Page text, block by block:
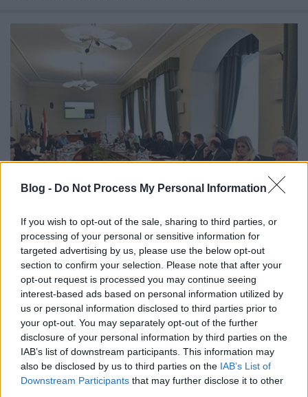
Blog - Do Not Process My Personal Information
If you wish to opt-out of the sale, sharing to third parties, or
processing of your personal or sensitive information for
targeted advertising by us, please use the below opt-out
section to confirm your selection. Please note that after your
opt-out request is processed you may continue seeing
interest-based ads based on personal information utilized by
us or personal information disclosed to third parties prior to
your opt-out. You may separately opt-out of the further
disclosure of your personal information by third parties on the
IAB’s list of downstream participants. This information may
also be disclosed by us to third parties on the IAB’s List of
Downstream Participants that may further disclose it to other
Testületi ülés volt megint [55.]
amier•2020. október 12.
Sok mindenről döntöttek ma, október 12-én a
testületi ülésen a képviselők. Többek között szóba
került a parkolás, a mobilfizetés módja, a
parkolóhely-megváltások. De a képviselő-testület
Szervezeti és Működési Szabályzatáról szóló rendelet
módosításáról, a Liget City projektről,
ingatlaneladásokról…